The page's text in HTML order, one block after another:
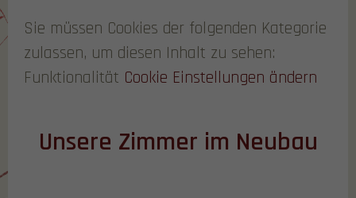
Sie müssen Cookies der folgenden Kategorie
zulassen, um diesen Inhalt zu sehen:
Funktionalität Cookie Einstellungen ändern
Unsere Zimmer im Neubau